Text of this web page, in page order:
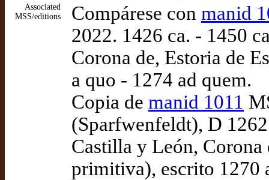
Associated
MSS/editions
Compárese con manid
2022. 1426 ca. - 1450
Corona de, Estoria de
a quo - 1274 ad quem.
Copia de manid 1011
(Sparfwenfeldt), D
Castilla y León, Corona
primitiva), escrito 1270